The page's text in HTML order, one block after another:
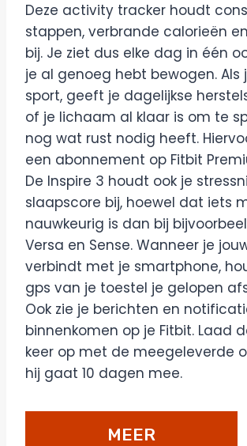
Deze activity tracker houdt
stappen, verbrande calorieën
bij. Je ziet dus elke dag in één
je al genoeg hebt bewogen. Als
sport, geeft je dagelijkse
of je lichaam al klaar is om te
nog wat rust nodig heeft.
een abonnement op Fitbit
De Inspire 3 houdt ook je
slaapscore bij, hoewel dat iets
nauwkeurig is dan bij
Versa en Sense. Wanneer je
verbindt met je smartphone,
gps van je toestel je gelopen
Ook zie je berichten en
binnenkomen op je Fitbit. Laad
keer op met de meegeleverde
hij gaat 10 dagen mee.
MEER